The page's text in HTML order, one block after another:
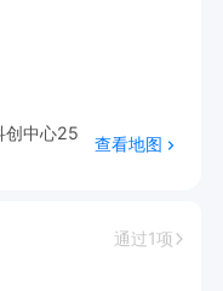
创中心25
查看地图
通过1项